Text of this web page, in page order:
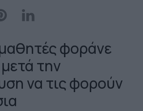
φοράνε
την
να τις φορούν